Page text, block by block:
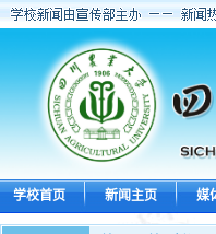
学校首页 新闻主页 媒